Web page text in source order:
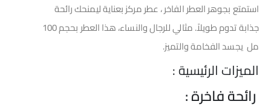
استمتع بجوهر العطر الفاخر ، عطر مركز بعناية ليمنحك رائحة
جذابة تدوم طويلاً. مثالي للرجال والنساء، هذا العطر بحجم 100
مل يجسد الفخامة والتميز.
الميزات الرئيسية :
رائحة فاخرة :